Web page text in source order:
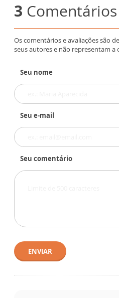
3 Comentários
Os comentários e avaliações são
seus autores e não representam a
Seu nome
Seu e-mail
Seu comentário
ENVIAR